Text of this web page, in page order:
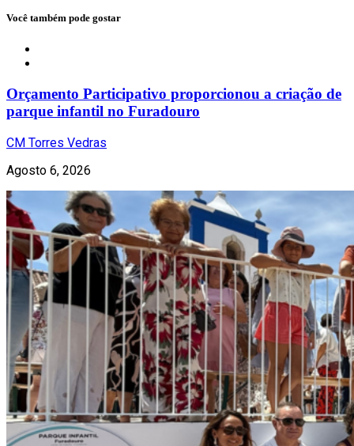
Você também pode gostar
Orçamento Participativo proporcionou a criação de
parque infantil no Furadouro
CM Torres Vedras
Agosto 6, 2026